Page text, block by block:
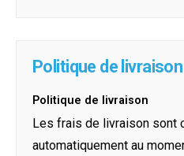
Politique de livraison
Politique de livraison
Les frais de livraison sont
automatiquement au